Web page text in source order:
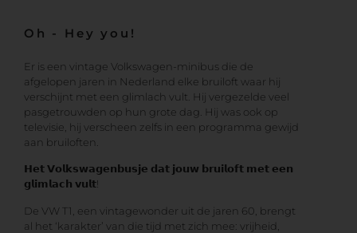
Oh - Hey you!
Er is een vintage Volkswagen-minibus die de
afgelopen jaren in Nederland elke bruiloft waar hij
verschijnt met een glimlach vult. Hij vergezelde veel
pasgetrouwden op hun grote dag. Hij was ook op
televisie, hij verscheen zelfs in een programma gewijd
aan bruiloften.
𝗛𝗲𝘁 𝗩𝗼𝗹𝗸𝘀𝘄𝗮𝗴𝗲𝗻𝗯𝘂𝘀𝗷𝗲 𝗱𝗮𝘁 𝗷𝗼𝘂𝘄 𝗯𝗿𝘂𝗶𝗹𝗼𝗳𝘁 𝗺𝗲𝘁 𝗲𝗲𝗻
𝗴𝗹𝗶𝗺𝗹𝗮𝗰𝗵 𝘃𝘂𝗹𝘁!
De VW T1, een vintagewonder uit de jaren 60, brengt
al het ‘karakter’ van die tijd met zich mee: vrijheid,